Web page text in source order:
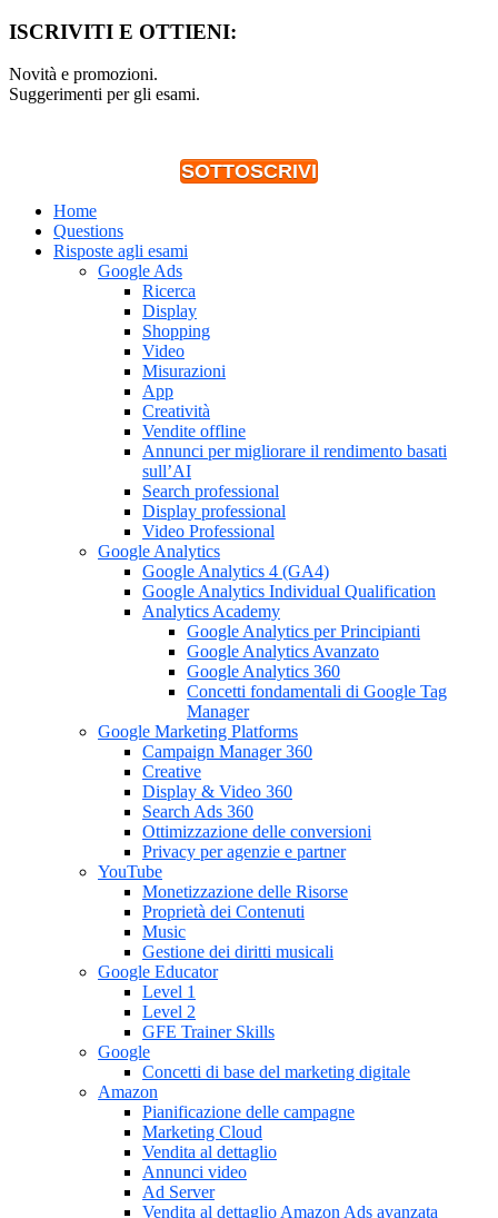
ISCRIVITI E OTTIENI:
Novità e promozioni.
Suggerimenti per gli esami.
SOTTOSCRIVI
Home
Questions
Risposte agli esami
Google Ads
Ricerca
Display
Shopping
Video
Misurazioni
App
Creatività
Vendite offline
Annunci per migliorare il rendimento basati
sull’AI
Search professional
Display professional
Video Professional
Google Analytics
Google Analytics 4 (GA4)
Google Analytics Individual Qualification
Analytics Academy
Google Analytics per Principianti
Google Analytics Avanzato
Google Analytics 360
Concetti fondamentali di Google Tag
Manager
Google Marketing Platforms
Campaign Manager 360
Creative
Display & Video 360
Search Ads 360
Ottimizzazione delle conversioni
Privacy per agenzie e partner
YouTube
Monetizzazione delle Risorse
Proprietà dei Contenuti
Music
Gestione dei diritti musicali
Google Educator
Level 1
Level 2
GFE Trainer Skills
Google
Concetti di base del marketing digitale
Amazon
Pianificazione delle campagne
Marketing Cloud
Vendita al dettaglio
Annunci video
Ad Server
Vendita al dettaglio Amazon Ads avanzata